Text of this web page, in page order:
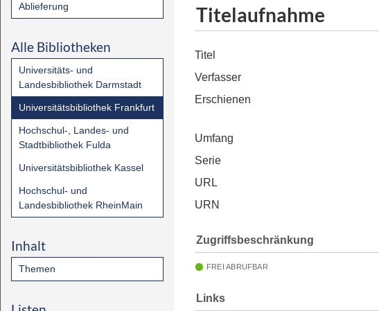
Ablieferung
Alle Bibliotheken
Universitäts- und
Landesbibliothek Darmstadt
Universitätsbibliothek Frankfurt
Hochschul-, Landes- und
Stadtbibliothek Fulda
Universitätsbibliothek Kassel
Hochschul- und
Landesbibliothek RheinMain
Inhalt
Themen
Titelaufnahme
Titel
Verfasser
Erschienen
Umfang
Serie
URL
URN
Zugriffsbeschränkung
FREI ABRUFBAR
Links